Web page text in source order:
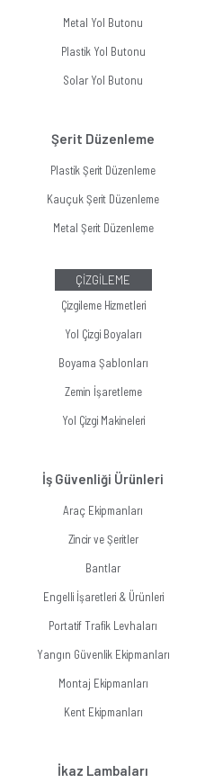
Metal Yol Butonu
Plastik Yol Butonu
Solar Yol Butonu
Şerit Düzenleme
Plastik Şerit Düzenleme
Kauçuk Şerit Düzenleme
Metal Şerit Düzenleme
ÇİZGİLEME
Çizgileme Hizmetleri
Yol Çizgi Boyaları
Boyama Şablonları
Zemin İşaretleme
Yol Çizgi Makineleri
İş Güvenliği Ürünleri
Araç Ekipmanları
Zincir ve Şeritler
Bantlar
Engelli İşaretleri & Ürünleri
Portatif Trafik Levhaları
Yangın Güvenlik Ekipmanları
Montaj Ekipmanları
Kent Ekipmanları
İkaz Lambaları